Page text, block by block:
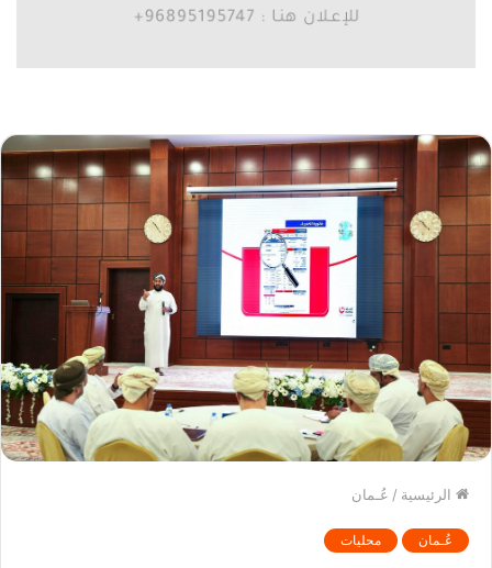
الرئيسية / عُـمان
عُـمان محليات